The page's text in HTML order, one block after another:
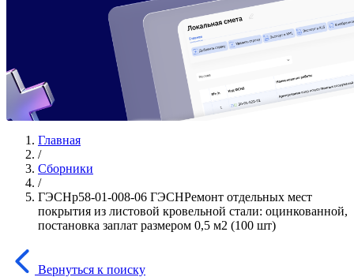
Главная
/
Сборники
/
ГЭСНр58-01-008-06 ГЭСНРемонт отдельных мест
покрытия из листовой кровельной стали: оцинкованной,
постановка заплат размером 0,5 м2 (100 шт)
Вернуться к поиску